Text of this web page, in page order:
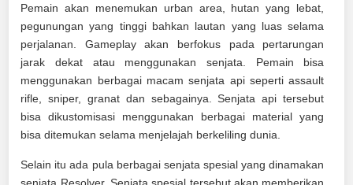
Pemain akan menemukan urban area, hutan yang lebat,
pegunungan yang tinggi bahkan lautan yang luas selama
perjalanan. Gameplay akan berfokus pada pertarungan
jarak dekat atau menggunakan senjata. Pemain bisa
menggunakan berbagai macam senjata api seperti assault
rifle, sniper, granat dan sebagainya. Senjata api tersebut
bisa dikustomisasi menggunakan berbagai material yang
bisa ditemukan selama menjelajah berkeliling dunia.
Selain itu ada pula berbagai senjata spesial yang dinamakan
senjata Resolver. Senjata spesial tersebut akan memberikan